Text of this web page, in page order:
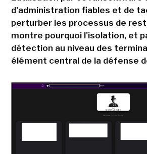
d'administration fiables et de
perturber les processus de
montre pourquoi l'isolation, et
détection au niveau des
élément central de la défense